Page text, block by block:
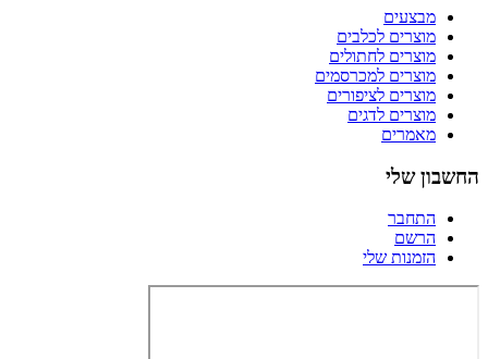
מבצעים
מוצרים לכלבים
מוצרים לחתולים
מוצרים למכרסמים
מוצרים לציפורים
מוצרים לדגים
מאמרים
החשבון שלי
התחבר
הרשם
הזמנות שלי